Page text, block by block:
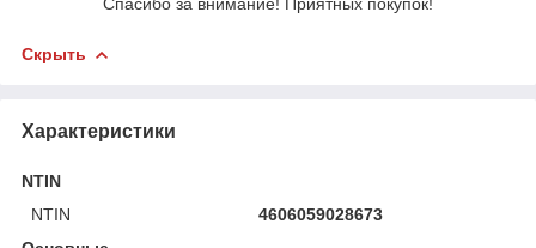
Скрыть
Характеристики
NTIN
NTIN
4606059028673